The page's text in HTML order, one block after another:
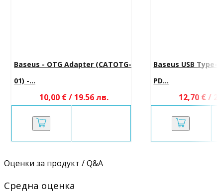
Baseus - OTG Adapter (CATOTG-
01) -...
10,00 € / 19.56 лв.
Baseus USB Type-
PD...
12,70 € /
Оценки за продукт / Q&A
Средна оценка